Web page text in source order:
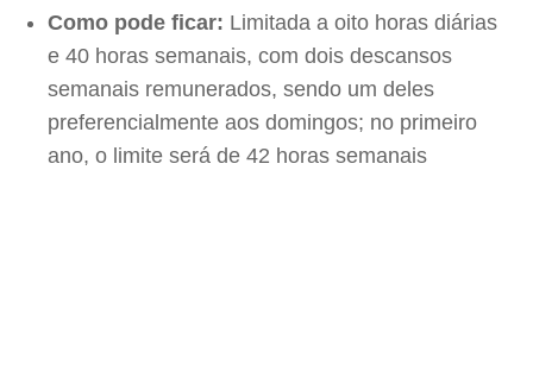
Como pode ficar: Limitada a oito horas diárias
e 40 horas semanais, com dois descansos
semanais remunerados, sendo um deles
preferencialmente aos domingos; no primeiro
ano, o limite será de 42 horas semanais